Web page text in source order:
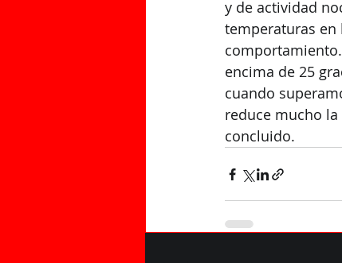
y de actividad
temperaturas en
encima de 25
cuando
reduce mucho
concluido.